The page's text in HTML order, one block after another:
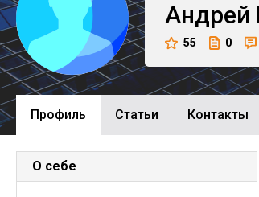
Андрей
55 0
Профиль Cтатьи Контакты
О себе